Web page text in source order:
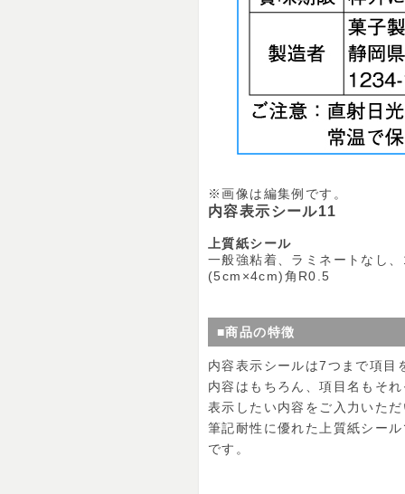
※画像は編集例です。
内容表示シール11
上質紙シール
一般強粘着、ラミネートなし
(5cm×4cm)角R0.5
■商品の特徴
内容表示シールは7つまで項目
内容はもちろん、項目名もそ
表示したい内容をご入力いた
筆記耐性に優れた上質紙シー
です。